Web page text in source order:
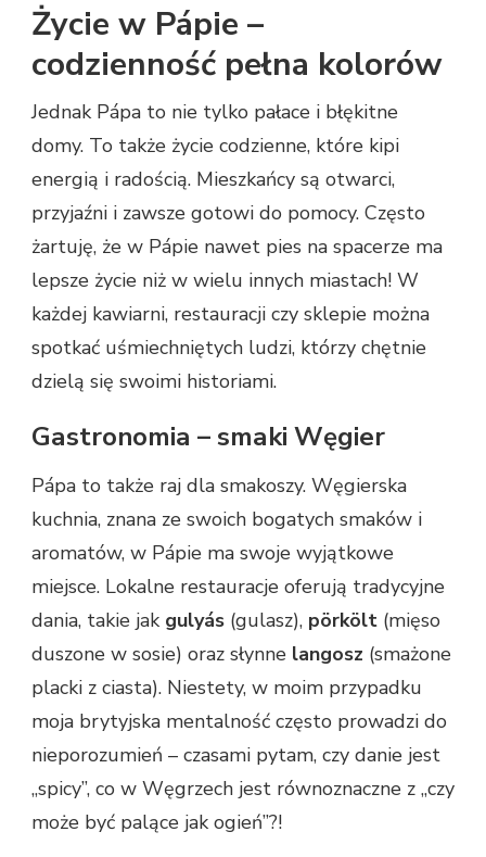
Życie w Pápie –
codzienność pełna kolorów
Jednak Pápa to nie tylko pałace i błękitne
domy. To także życie codzienne, które kipi
energią i radością. Mieszkańcy są otwarci,
przyjaźni i zawsze gotowi do pomocy. Często
żartuję, że w Pápie nawet pies na spacerze ma
lepsze życie niż w wielu innych miastach! W
każdej kawiarni, restauracji czy sklepie można
spotkać uśmiechniętych ludzi, którzy chętnie
dzielą się swoimi historiami.
Gastronomia – smaki Węgier
Pápa to także raj dla smakoszy. Węgierska
kuchnia, znana ze swoich bogatych smaków i
aromatów, w Pápie ma swoje wyjątkowe
miejsce. Lokalne restauracje oferują tradycyjne
dania, takie jak gulyás (gulasz), pörkölt (mięso
duszone w sosie) oraz słynne langosz (smażone
placki z ciasta). Niestety, w moim przypadku
moja brytyjska mentalność często prowadzi do
nieporozumień – czasami pytam, czy danie jest
„spicy”, co w Węgrzech jest równoznaczne z „czy
może być palące jak ogień”?!